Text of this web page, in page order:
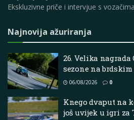
Ekskluzivne priče i intervjue s
Najnovija ažuriranja
26. Velika
sezone na
06/08/2026 0
Knego dvaput na
još uvijek u igri za